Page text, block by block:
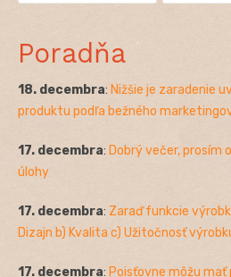
Poradňa
18. decembra: Nižšie je zaradenie
produktu podľa bežného
17. decembra: Dobrý večer, prosím
úlohy
17. decembra: Zaraď funkcie
Dizajn b) Kvalita c) Užitočnosť
17. decembra: Poisťovne môžu mať